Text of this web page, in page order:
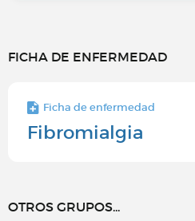
FICHA DE ENFERMEDAD
Ficha de enfermedad
Fibromialgia
OTROS GRUPOS...